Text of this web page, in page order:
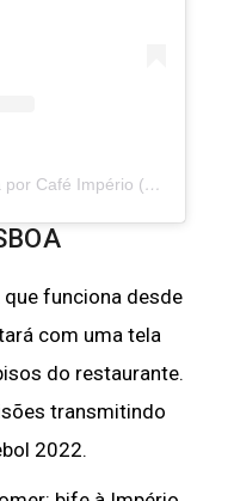
Uma publicação compartilhada por Café Império (@cafeimperio)
funciona desde
com uma tela
do restaurante.
transmitindo
2022.